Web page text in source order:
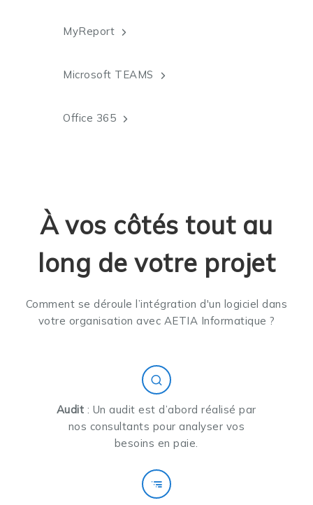
MyReport
Microsoft TEAMS
Office 365
À vos côtés tout au
long de votre projet
Comment se déroule l’intégration d'un logiciel dans
votre organisation avec AETIA Informatique ?
Audit : Un audit est d’abord réalisé par
nos consultants pour analyser vos
besoins en paie.